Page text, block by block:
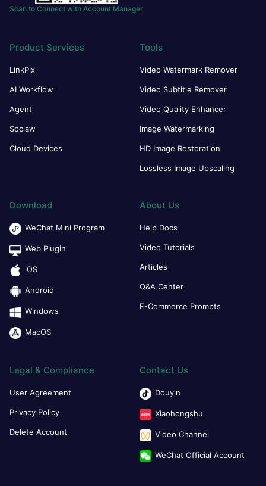
Scan to Connect with Account Manager
Product Services
LinkPix
AI Workflow
Agent
Soclaw
Cloud Devices
Tools
Video Watermark Remover
Video Subtitle Remover
Video Quality Enhancer
Image Watermarking
HD Image Restoration
Lossless Image Upscaling
Download
WeChat Mini Program
Web Plugin
iOS
Android
Windows
MacOS
About Us
Help Docs
Video Tutorials
Articles
Q&A Center
E-Commerce Prompts
Legal & Compliance
User Agreement
Privacy Policy
Delete Account
Contact Us
Douyin
Xiaohongshu
Video Channel
WeChat Official Account